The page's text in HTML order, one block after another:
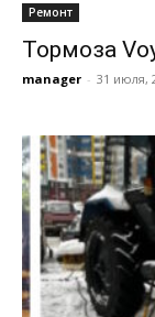
Ремонт
Тормоза
manager - 31 июля,